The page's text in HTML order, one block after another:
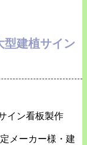
建植サイン
イン看板製作
メーカー様・建